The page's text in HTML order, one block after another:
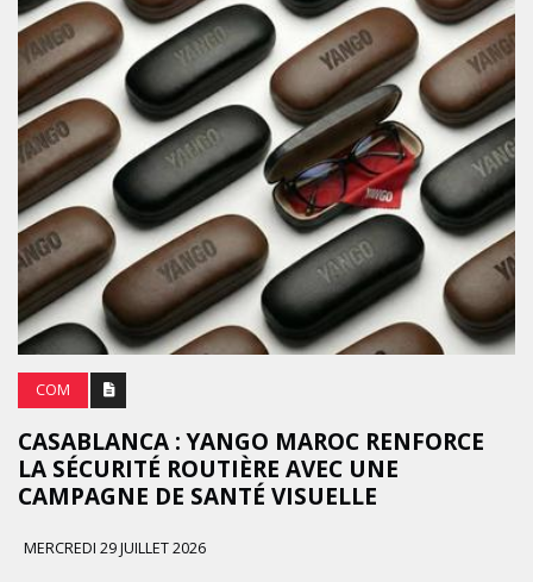
COM
CASABLANCA : YANGO MAROC RENFORCE
LA SÉCURITÉ ROUTIÈRE AVEC UNE
CAMPAGNE DE SANTÉ VISUELLE
MERCREDI 29 JUILLET 2026